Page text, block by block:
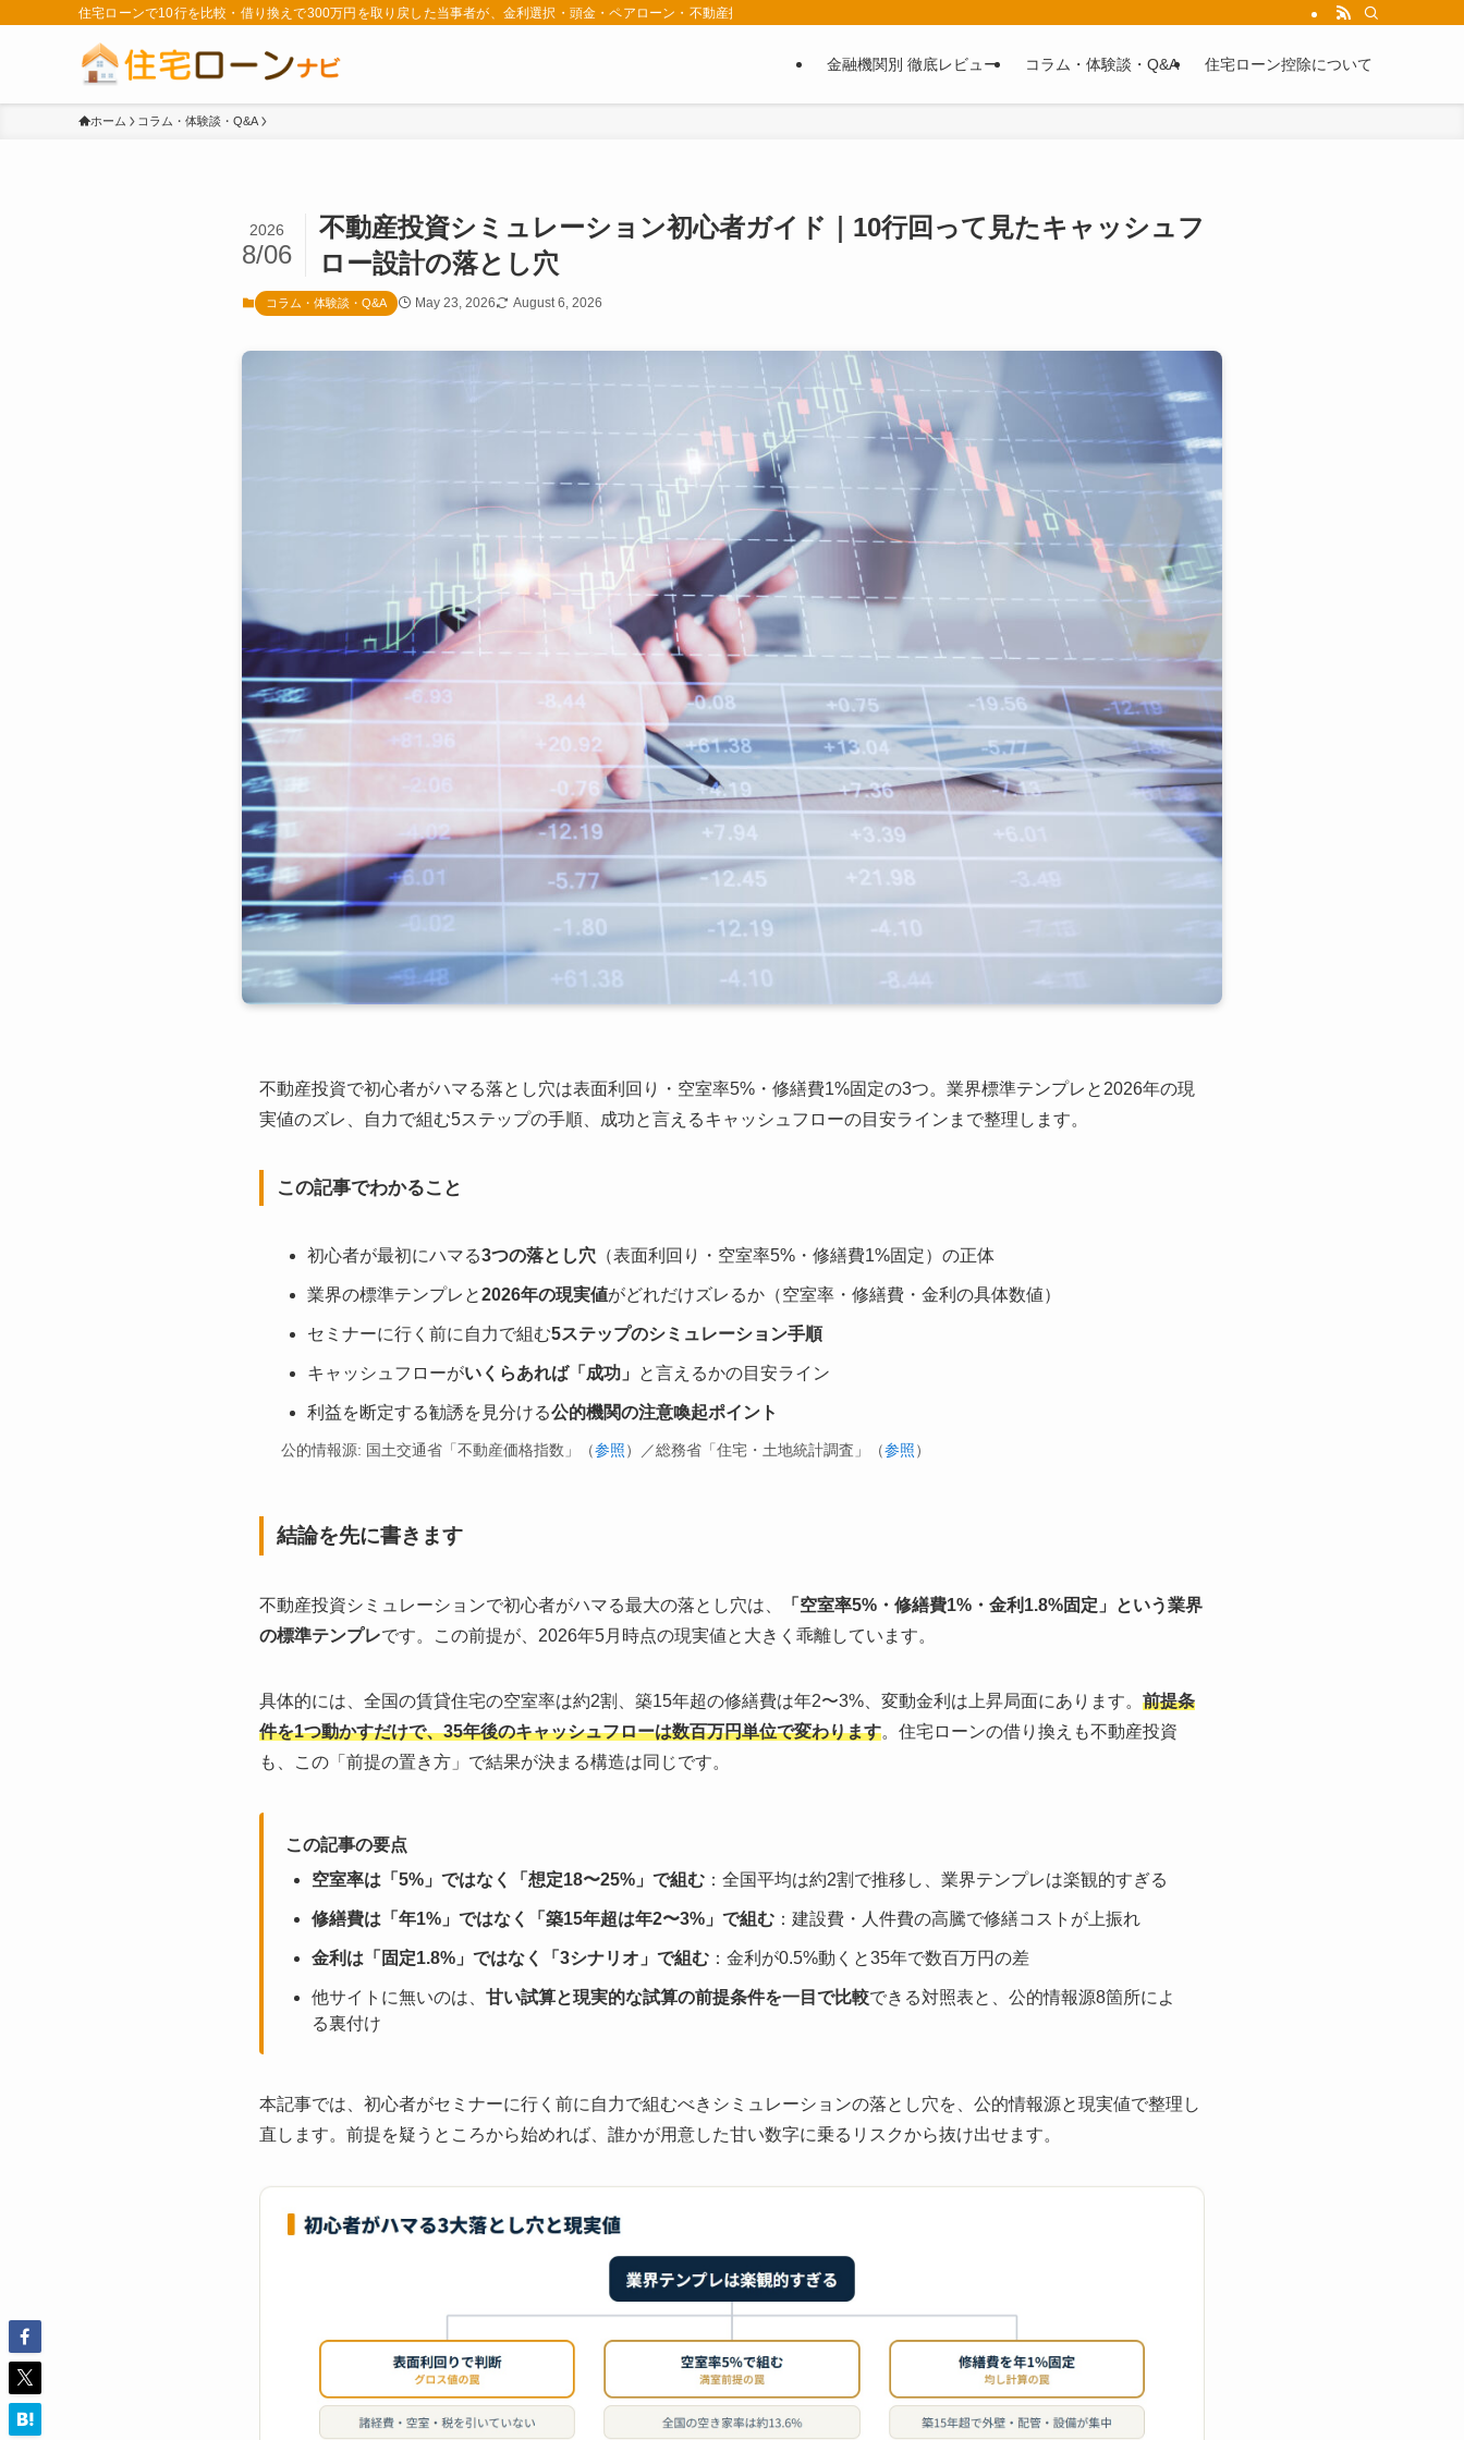
住宅ローンで10行を比較・借り換えで300万円を取り戻した当事者が、金利選択・頭金・ペアローン・不動産投資セミナーの選び方を実体験ベースで解説します。
金融機関別 徹底レビュー コラム・体験談・Q&A 住宅ローン控除について
ホーム コラム・体験談・Q&A
不動産投資シミュレーション初心者ガイド｜10行回って見たキャッシュフ
ロー設計の落とし穴
2026
8/06
コラム・体験談・Q&A May 23, 2026 August 6, 2026
不動産投資で初心者がハマる落とし穴は表面利回り・空室率5%・修繕費1%固定の3つ。業界標準テンプレと2026年の現
実値のズレ、自力で組む5ステップの手順、成功と言えるキャッシュフローの目安ラインまで整理します。
この記事でわかること
初心者が最初にハマる3つの落とし穴 （表面利回り・空室率5%・修繕費1%固定）の正体
業界の標準テンプレと2026年の現実値がどれだけズレるか（空室率・修繕費・金利の具体数値）
セミナーに行く前に自力で組む5ステップのシミュレーション手順
キャッシュフローがいくらあれば「成功」 と言えるかの目安ライン
利益を断定する勧誘を見分ける公的機関の注意喚起ポイント
公的情報源: 国土交通省「不動産価格指数」（参照）／総務省「住宅・土地統計調査」（参照）
結論を先に書きます
不動産投資シミュレーションで初心者がハマる最大の落とし穴は、
「空室率5%・修繕費1%・金利1.8%固定」という業界
の標準テンプレです。この前提が、2026年5月時点の現実値と大きく乖離しています。
具体的には、全国の賃貸住宅の空室率は約2割、築15年超の修繕費は年2〜3%、変動金利は上昇局面にあります。 前提条
件を1つ動かすだけで、35年後のキャッシュフローは数百万円単位で変わります。住宅ローンの借り換えも不動産投資
も、この「前提の置き方」で結果が決まる構造は同じです。
この記事の要点
空室率は「5%」ではなく「想定18〜25%」で組む ：全国平均は約2割で推移し、業界テンプレは楽観的すぎる
修繕費は「年1%」ではなく「築15年超は年2〜3%」で組む ：建設費・人件費の高騰で修繕コストが上振れ
金利は「固定1.8%」ではなく「3シナリオ」で組む ：金利が0.5%動くと35年で数百万円の差
他サイトに無いのは、 甘い試算と現実的な試算の前提条件を一目で比較できる対照表と、公的情報源8箇所によ
る裏付け
本記事では、初心者がセミナーに行く前に自力で組むべきシミュレーションの落とし穴を、公的情報源と現実値で整理し
直します。前提を疑うところから始めれば、誰かが用意した甘い数字に乗るリスクから抜け出せます。